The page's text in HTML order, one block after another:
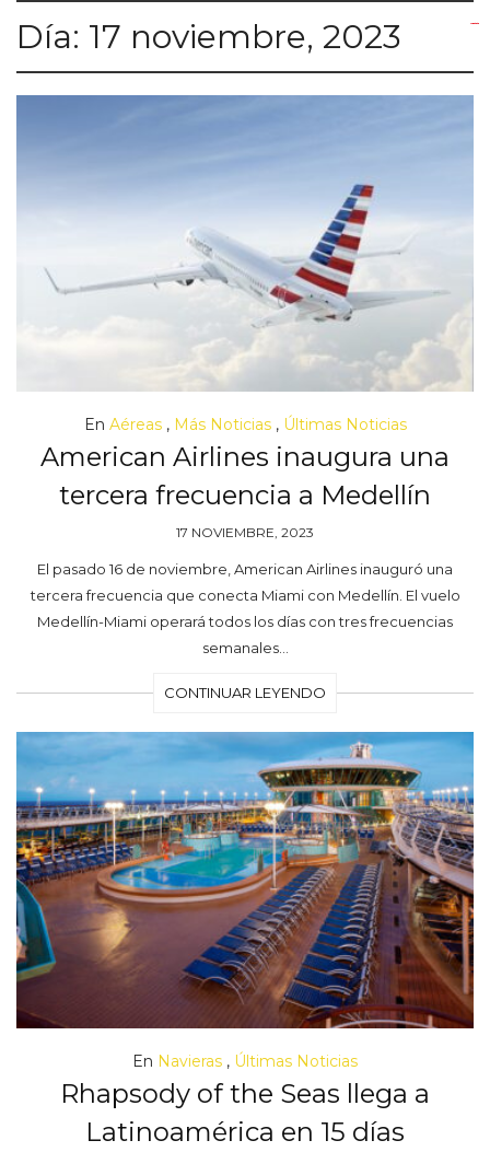
Día: 17 noviembre, 2023
En Aéreas, Más Noticias, Últimas Noticias
American Airlines inaugura una
tercera frecuencia a Medellín
17 NOVIEMBRE, 2023
El pasado 16 de noviembre, American Airlines inauguró una
tercera frecuencia que conecta Miami con Medellín. El vuelo
Medellín-Miami operará todos los días con tres frecuencias
semanales…
CONTINUAR LEYENDO
En Navieras , Últimas Noticias
Rhapsody of the Seas llega a
Latinoamérica en 15 días